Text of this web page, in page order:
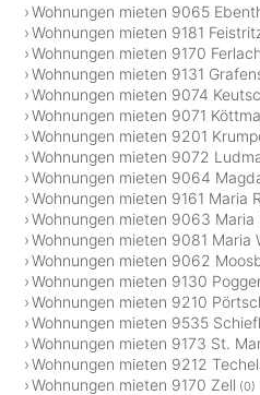
Wohnungen mieten 9065
Wohnungen mieten 9181
Wohnungen mieten 9170 Ferlach
Wohnungen mieten 9131
Wohnungen mieten 9074
Wohnungen mieten 9071
Wohnungen mieten 9201
Wohnungen mieten 9072
Wohnungen mieten 9064
Wohnungen mieten 9161 Maria
Wohnungen mieten 9063 Maria
Wohnungen mieten 9081 Maria
Wohnungen mieten 9062
Wohnungen mieten 9130
Wohnungen mieten 9210
Wohnungen mieten 9535
Wohnungen mieten 9173 St.
Wohnungen mieten 9212
Wohnungen mieten 9170 Zell (0)